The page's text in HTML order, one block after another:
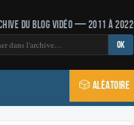
du blog vidéo — 2011 à 2022
OK
🎲 Aléatoire